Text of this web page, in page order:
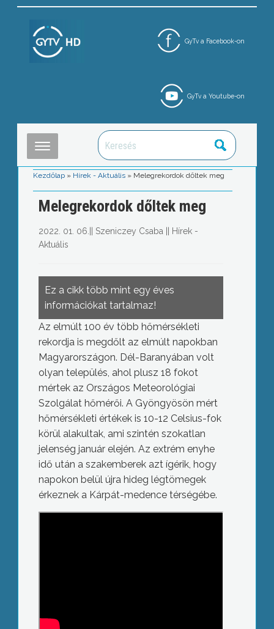
GyTv a Facebook-on
GyTv a Youtube-on
Kezdőlap » Hírek - Aktuális » Melegrekordok dőltek meg
Melegrekordok dőltek meg
2022. 01. 06. Szeniczey Csaba
Hírek -
Aktuális
Ez a cikk több mint egy éves
információkat tartalmaz!
Az elmúlt 100 év több hőmérsékleti
rekordja is megdőlt az elmúlt napokban
Magyarországon. Dél-Baranyában volt
olyan település, ahol plusz 18 fokot
mértek az Országos Meteorológiai
Szolgálat hőmérői. A Gyöngyösön mért
hőmérsékleti értékek is 10-12 Celsius-fok
körül alakultak, ami szintén szokatlan
jelenség január elején. Az extrém enyhe
idő után a szakemberek azt ígérik, hogy
napokon belül újra hideg légtömegek
érkeznek a Kárpát-medence térségébe.